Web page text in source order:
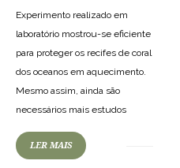
Experimento realizado em
laboratório mostrou-se eficiente
para proteger os recifes de coral
dos oceanos em aquecimento.
Mesmo assim, ainda são
necessários mais estudos
LER MAIS